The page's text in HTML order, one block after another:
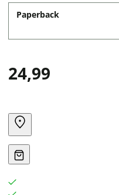
Paperback
24,99